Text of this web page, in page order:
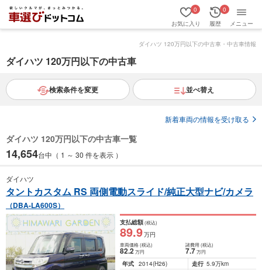
お気に入り
0
履歴
0
メニュー
ダイハツ 120万円以下の中古車・中古車情報
ダイハツ 120万円以下の中古車
検索条件を変更 並べ替え
新着車両の情報を受け取る
ダイハツ 120万円以下の中古車一覧
14,654台中（ 1 ～ 30 件を表示 ）
ダイハツ
タントカスタム RS 両側電動スライド/純正大型ナビ/カメラ
（DBA-LA600S）
支払総額(税込)
89.9万円
車両価格(税込)
82.2万円
諸費用 (税込)
7.7 万円
年式 2014(H26) 走行 5.9万km